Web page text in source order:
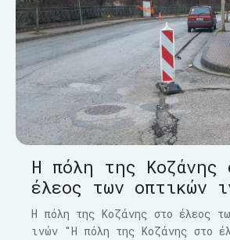
Η πόλη της Κοζάνης
έλεος των οπτικών
Η πόλη της Κοζάνης στο έλεος
ινών "Η πόλη της Κοζάνης στο